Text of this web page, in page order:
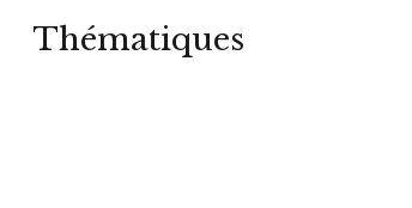
Thématiques